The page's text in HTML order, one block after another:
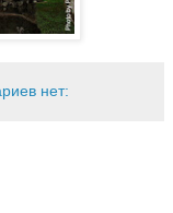
нет: